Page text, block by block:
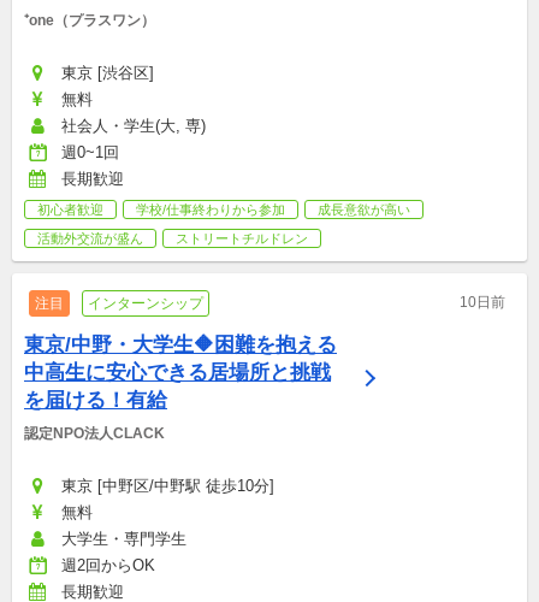
⁺one（プラスワン）
東京 [渋谷区]
無料
社会人・学生(大, 専)
週0~1回
長期歓迎
初心者歓迎 学校/仕事終わりから参加
成長意欲が高い
活動外交流が盛ん
ストリートチルドレン
注目 インターンシップ 10日前
東京/中野・大学生🔶困難を抱える
中高生に安心できる居場所と挑戦
を届ける！有給
認定NPO法人CLACK
東京 [中野区/中野駅 徒歩10分]
無料
大学生・専門学生
週2回からOK
長期歓迎